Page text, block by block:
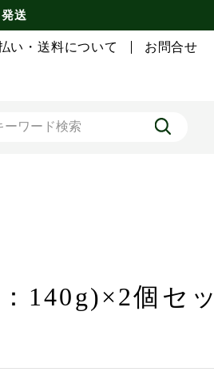
送
い・送料について お問合せ
140g)×2個セッ